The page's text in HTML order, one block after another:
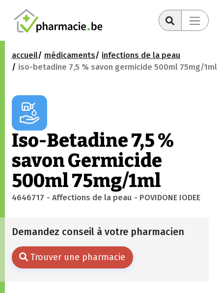
accueil médicaments
infections de la peau
iso-betadine 7,5 % savon germicide 500ml 75mg/1ml
Iso-Betadine 7,5 %
savon Germicide
500ml 75mg/1ml
4646717 - Affections de la peau - POVIDONE IODEE
Demandez conseil à votre pharmacien
Trouver une pharmacie